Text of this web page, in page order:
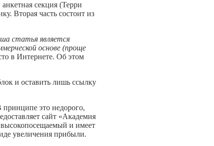
секция (Терри
Вторая часть состоит из
статья является
основе (проще
в Интернете. Об этом
и оставить лишь ссылку
принципе это недорого,
сайт «Академия
высокопосещаемый и имеет
увеличения прибыли.